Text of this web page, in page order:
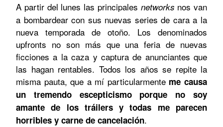
A partir del lunes las principales networks nos van
a bombardear con sus nuevas series de cara a la
nueva temporada de otoño. Los denominados
upfronts no son más que una feria de nuevas
ficciones a la caza y captura de anunciantes que
las hagan rentables. Todos los años se repite la
misma pauta, que a mí particularmente me causa
un tremendo escepticismo porque no soy
amante de los tráilers y todas me parecen
horribles y carne de cancelación.